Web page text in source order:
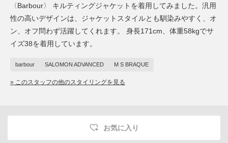
〈Barbour〉 キルティングジャケットを着用してみました。汎用
性の高いデザインは、ジャケットスタイルとも馴染みやすく、オ
ン、オフ問わず活躍してくれます。 身長171cm、体重58kgでサ
イズ38を着用しています。
barbour SALOMON ADVANCED M S BRAQUE
» このスタッフの他のスタイリングを見る
お気に入り